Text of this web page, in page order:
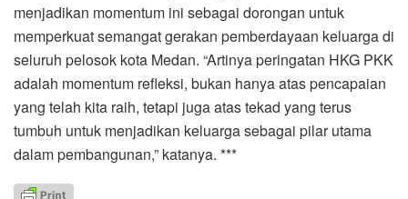
menjadikan momentum ini sebagai dorongan untuk
memperkuat semangat gerakan pemberdayaan keluarga di
seluruh pelosok kota Medan. “Artinya peringatan HKG PKK
adalah momentum refleksi, bukan hanya atas pencapaian
yang telah kita raih, tetapi juga atas tekad yang terus
tumbuh untuk menjadikan keluarga sebagai pilar utama
dalam pembangunan,” katanya. ***